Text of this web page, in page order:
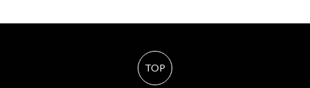
TOP